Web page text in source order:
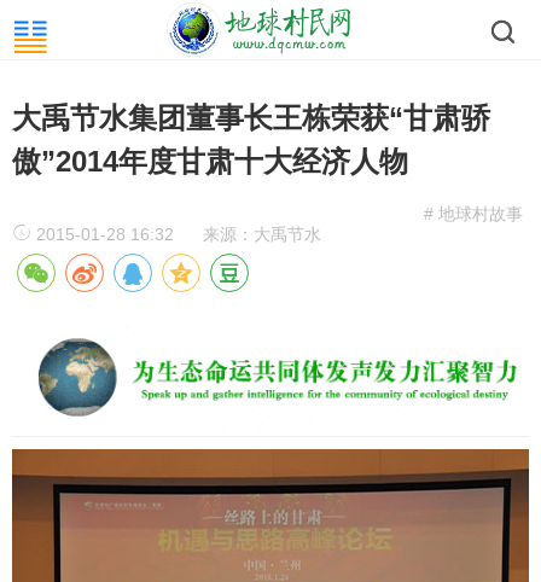
大禹节水集团董事长王栋荣获“甘肃骄
傲”2014年度甘肃十大经济人物
# 地球村故事
2015-01-28 16:32
来源：大禹节水